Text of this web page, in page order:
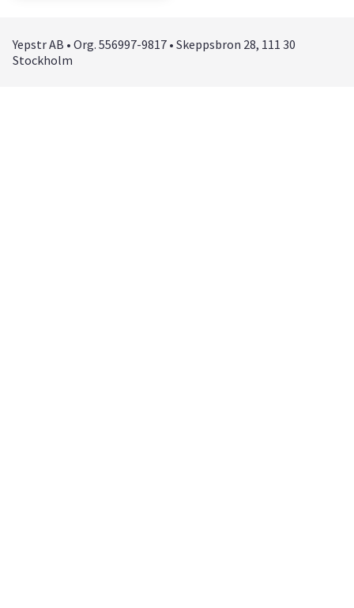
Yepstr AB • Org. 556997-9817 • Skeppsbron 28, 111 30
Stockholm